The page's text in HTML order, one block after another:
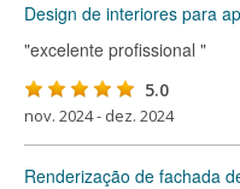
Design de interiores para
"excelente profissional "
5.0
nov. 2024 - dez. 2024
Renderização de fachada